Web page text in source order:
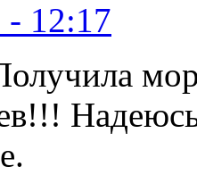
- 12:17